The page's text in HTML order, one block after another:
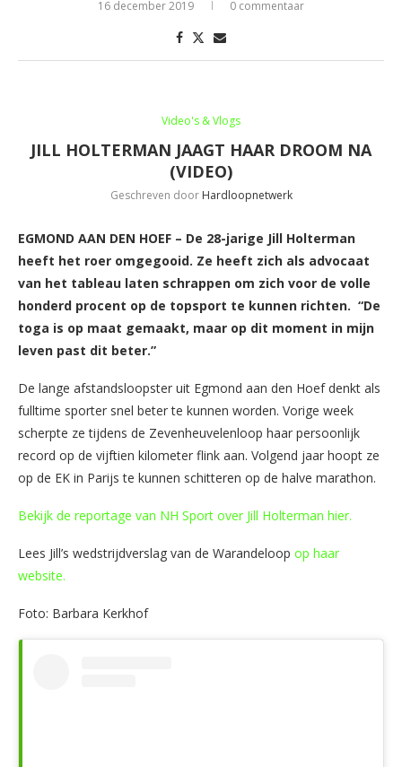
16 december 2019 0 commentaar
Video's & Vlogs
JILL HOLTERMAN JAAGT HAAR DROOM NA
(VIDEO)
Geschreven door Hardloopnetwerk
EGMOND AAN DEN HOEF – De 28-jarige Jill Holterman
heeft het roer omgegooid. Ze heeft zich als advocaat
van het tableau laten schrappen om zich voor de volle
honderd procent op de topsport te kunnen richten. “De
toga is op maat gemaakt, maar op dit moment in mijn
leven past dit beter.”
De lange afstandsloopster uit Egmond aan den Hoef denkt als
fulltime sporter snel beter te kunnen worden. Vorige week
scherpte ze tijdens de Zevenheuvelenloop haar persoonlijk
record op de vijftien kilometer flink aan. Volgend jaar hoopt ze
op de EK in Parijs te kunnen schitteren op de halve marathon.
Bekijk de reportage van NH Sport over Jill Holterman hier.
Lees Jill’s wedstrijdverslag van de Warandeloop op haar
website.
Foto: Barbara Kerkhof